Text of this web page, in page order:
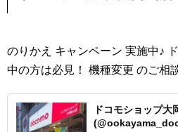
のりかえ キャンペーン 実施中♪
中の方は必見！ 機種変更 のご相
ドコモショップ大